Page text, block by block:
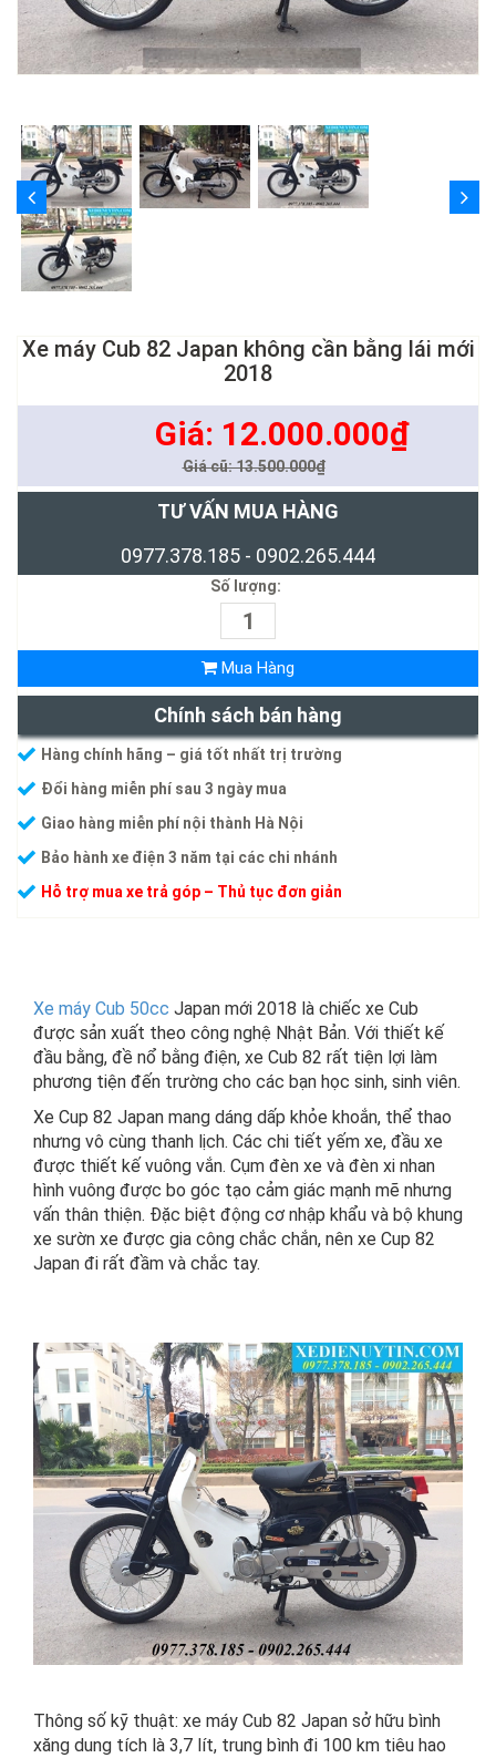
Xe máy Cub 82 Japan không cần bằng lái mới
2018
Giá: 12.000.000₫
Giá cũ: 13.500.000₫
TƯ VẤN MUA HÀNG
0977.378.185 - 0902.265.444
Số lượng:
Mua Hàng
Chính sách bán hàng
Hàng chính hãng – giá tốt nhất trị trường
Đổi hàng miễn phí sau 3 ngày mua
Giao hàng miễn phí nội thành Hà Nội
Bảo hành xe điện 3 năm tại các chi nhánh
Hỗ trợ mua xe trả góp – Thủ tục đơn giản
Xe máy Cub 50cc Japan mới 2018 là chiếc xe Cub
được sản xuất theo công nghệ Nhật Bản. Với thiết kế
đầu bằng, đề nổ bằng điện, xe Cub 82 rất tiện lợi làm
phương tiện đến trường cho các bạn học sinh, sinh viên.
Xe Cup 82 Japan mang dáng dấp khỏe khoắn, thể thao
nhưng vô cùng thanh lịch. Các chi tiết yếm xe, đầu xe
được thiết kế vuông vắn. Cụm đèn xe và đèn xi nhan
hình vuông được bo góc tạo cảm giác mạnh mẽ nhưng
vấn thân thiện. Đặc biệt động cơ nhập khẩu và bộ khung
xe sườn xe được gia công chắc chắn, nên xe Cup 82
Japan đi rất đầm và chắc tay.
Thông số kỹ thuật: xe máy Cub 82 Japan sở hữu bình
xăng dung tích là 3,7 lít, trung bình đi 100 km tiêu hao